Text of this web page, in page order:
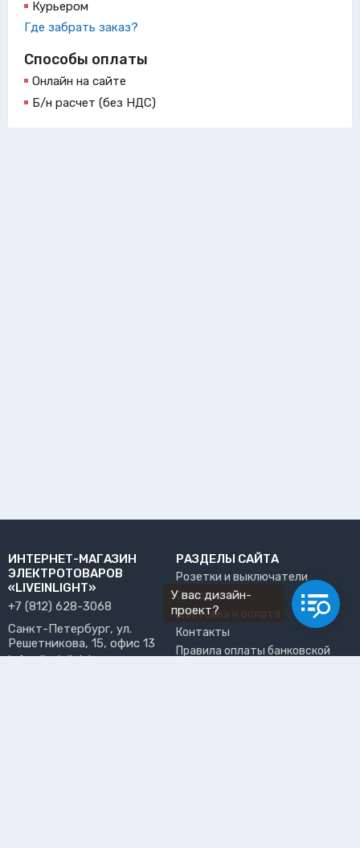
Курьером
Где забрать заказ?
Способы оплаты
Онлайн на сайте
Б/н расчет (без НДС)
ИНТЕРНЕТ-МАГАЗИН
ЭЛЕКТРОТОВАРОВ
«LIVEINLIGHT»
+7 (812) 628-3068
Санкт-Петербург, ул.
Решетникова, 15, офис 13
info@liveinlight.ru
РАЗДЕЛЫ САЙТА
Розетки и выключатели
О нас
Доставка и оплата
Контакты
Правила оплаты банковской
У вас дизайн-
проект?